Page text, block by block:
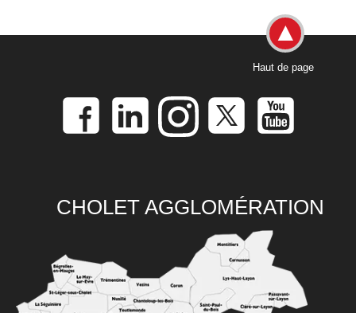
Haut de page
CHOLET AGGLOMÉRATION